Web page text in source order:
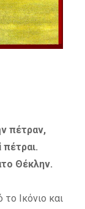
πέτραν,
πέτραι.
Θέκλην.
Ικόνιο και